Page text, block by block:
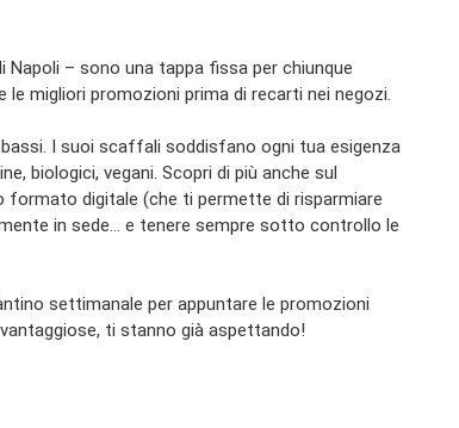
Napoli – sono una tappa fissa per chiunque
migliori promozioni prima di recarti nei negozi.
I suoi scaffali soddisfano ogni tua esigenza
biologici, vegani. Scopri di più anche sul
formato digitale (che ti permette di risparmiare
in sede… e tenere sempre sotto controllo le
settimanale per appuntare le promozioni
ti stanno già aspettando!